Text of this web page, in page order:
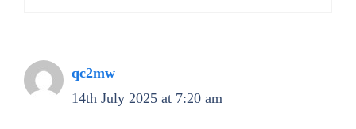
qc2mw
14th July 2025 at 7:20 am